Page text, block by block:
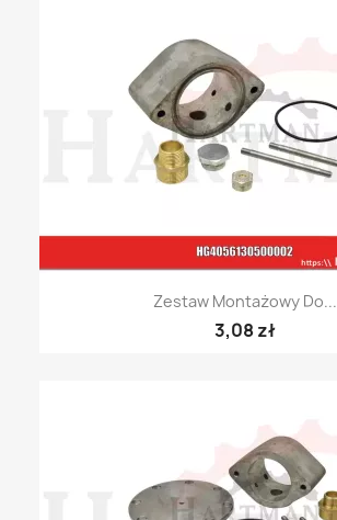
Zestaw Montażowy Do...
3,08 zł